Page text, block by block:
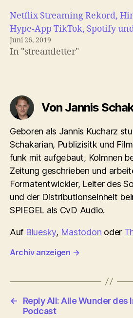
Netflix Streaming Rekord,
Hype-App TikTok, Spotify
Juni 26, 2019
In "streamletter"
Von Jannis
Geboren als Jannis Kucharz
Schakarian, Publizisitk und
funk mit aufgebaut, Kolmnen
Zeitung geschrieben und
Formatentwickler, Leiter des
und der Distributionseinheit
SPIEGEL als CvD Audio.
Auf Bluesky, Mastodon oder
Archiv anzeigen →
←
Reply All: Alle Wunder des
Podcast